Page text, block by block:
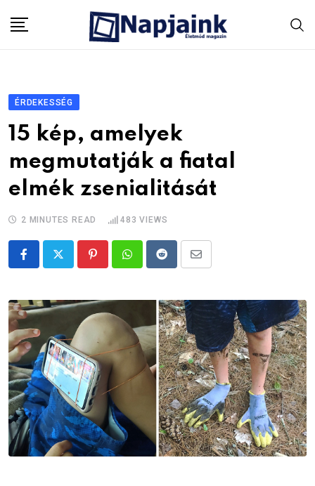
ÉRDEKESSÉG
15 kép, amelyek
megmutatják a fiatal
elmék zsenialitását
2 MINUTES READ 483 VIEWS
PinterestWhatsappRedditShare
Email